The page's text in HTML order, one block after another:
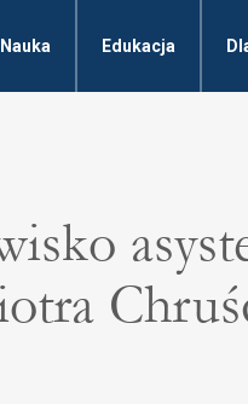
Nauka Edukacja